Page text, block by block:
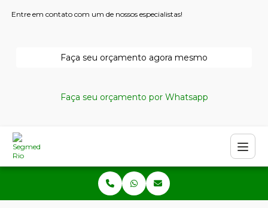
Entre em contato com um de nossos especialistas!
Faça seu orçamento agora mesmo
Faça seu orçamento por Whatsapp